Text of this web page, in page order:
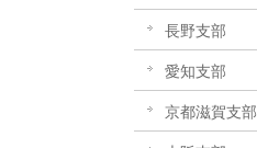
長野支部
愛知支部
京都滋賀支部